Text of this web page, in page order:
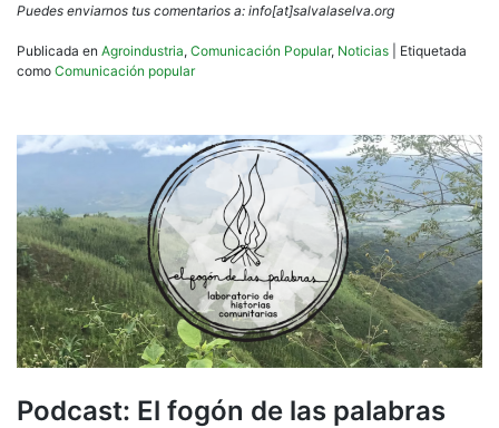
Puedes enviarnos tus comentarios a: info[at]salvalaselva.org
Publicada en Agroindustria, Comunicación Popular, Noticias
Etiquetada
como Comunicación popular
Podcast: El fogón de las palabras